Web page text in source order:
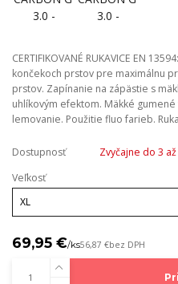
CERTIFIKOVANÉ RUKAVICE EN
končekoch prstov pre maximálnu
prstov. Zapínanie na zápästie s
uhlíkovým efektom. Mäkké
lemovanie. Použitie fluo farieb.
Dostupnosť
Zvyčajne do 3
Veľkosť
69,95 €/ks56,87 €bez DPH